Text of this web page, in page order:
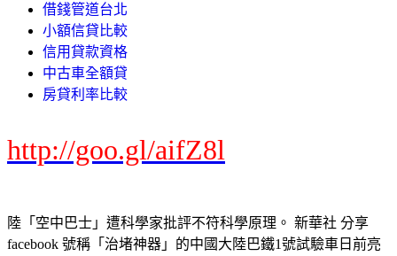
借錢管道台北
小額信貸比較
信用貸款資格
中古車全額貸
房貸利率比較
http://goo.gl/aifZ8l
陸「空中巴士」遭科學家批評不符科學原理。 新華社 分享
facebook 號稱「治堵神器」的中國大陸巴鐵1號試驗車日前亮